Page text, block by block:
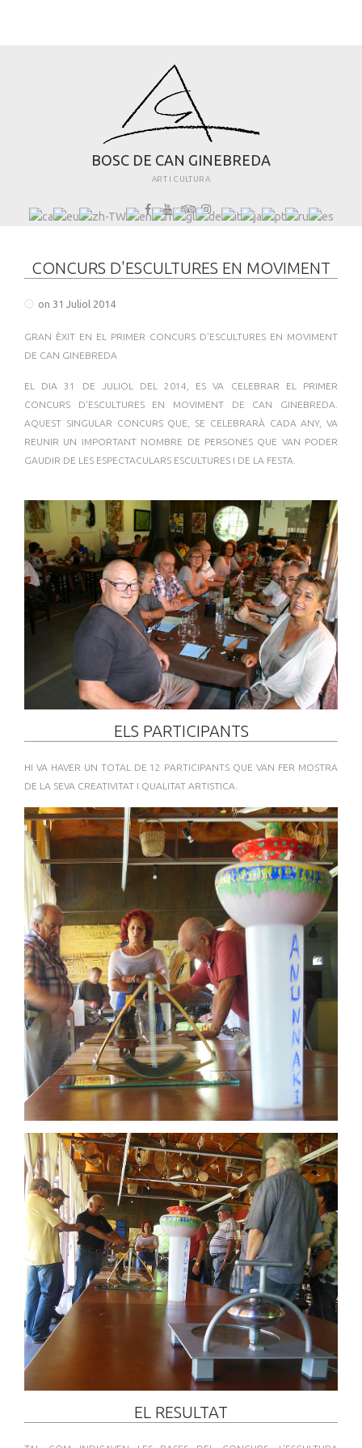
BOSC DE CAN GIN EBREDA
ART I CULTURA
CONCURS D'ESCULTURES EN MOVIMENT
on 31 Juliol 2014
GRAN ÈXIT EN EL PRIMER CONCURS D'ESCULTURES EN MOVIMENT
DE CAN GINEBREDA
EL DIA 31 DE JULIOL DEL 2014, ES VA CELEBRAR EL PRIMER
CONCURS D'ESCULTURES EN MOVIMENT DE CAN GINEBREDA.
AQUEST SINGULAR CONCURS QUE,
SE CELEBRARÀ CADA ANY, VA
REUNIR UN IMPORTANT NOMBRE DE PERSONES QUE VAN PODER
GAUDIR DE LES ESPECTACULARS ESCULTURES I DE LA FESTA.
ELS PARTICIPANTS
HI VA HAVER UN TOTAL DE 12 PARTICIPANTS QUE VAN FER MOSTRA
DE LA SEVA CREATIVITAT I QUALITAT ARTISTICA.
EL RESULTAT